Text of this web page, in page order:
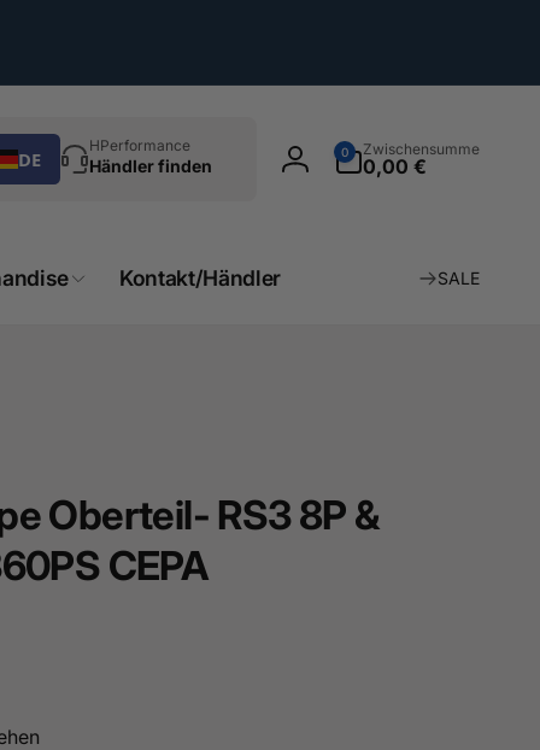
DE
HPerformance
Händler finden Einloggen
0
Artikel
Zwischensumme
0,00 €
Kontakt/Händler SALE
Oberteil- RS3 8P &
CEPA